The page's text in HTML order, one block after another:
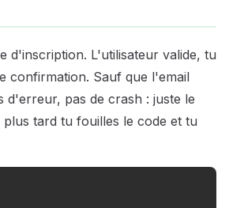
d'inscription. L'utilisateur valide, tu
confirmation. Sauf que l'email
d'erreur, pas de crash : juste le
tard tu fouilles le code et tu